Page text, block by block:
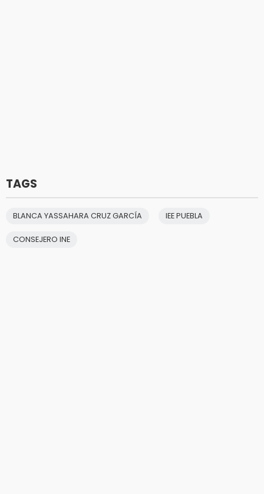
TAGS
BLANCA YASSAHARA CRUZ GARCÍA IEE PUEBLA
CONSEJERO INE